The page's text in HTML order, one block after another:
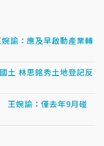
諭：應及早啟動產業轉
土 林思銘秀土地登記反
王婉諭：僅去年9月碰